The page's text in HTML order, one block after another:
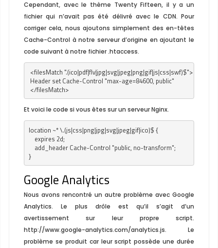
Cependant, avec le thème Twenty Fifteen, il y a un
fichier qui n’avait pas été délivré avec le CDN. Pour
corriger cela, nous ajoutons simplement des en-têtes
Cache-Control à notre serveur d’origine en ajoutant le
code suivant à notre fichier.htaccess.
<filesMatch ".(ico|pdf|flv|jpg|svg|jpeg|png|gif|js|css|swf)$">
Header set Cache-Control "max-age=84600, public"
</filesMatch>
Et voici le code si vous êtes sur un serveur Nginx.
location ~* \.(js|css|png|jpg|svg|jpeg|gif|ico)$ {
    expires 2d;
    add_header Cache-Control "public, no-transform";
}
Google Analytics
Nous avons rencontré un autre problème avec Google
Analytics. Le plus drôle est qu’il s’agit d’un
avertissement sur leur propre script.
http://www.google-analytics.com/analytics.js. Le
problème se produit car leur script possède une durée